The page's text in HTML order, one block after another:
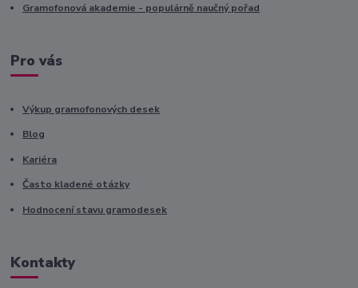
Gramofonová akademie - populárně naučný pořad
Pro vás
Výkup gramofonových desek
Blog
Kariéra
Často kladené otázky
Hodnocení stavu gramodesek
Kontakty